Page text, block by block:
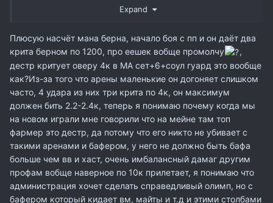
через углы, тогда мы порезали несколько классов и
мы вернули эту функцию обратно!
Expand
Плюсую насчёт мана берна, начало боя с пп и он даёт два
крита берном по 1200, про еешек вобще промолчу
,
дестр критует оверу 4к в МА сет+6+соул гуард это вообще
как?Из-за того что арены маленькие он догоняет слишком
часто, 4 удара из них три крита по 4к, он максимум
должен бить 2.2-2.4к, теперь я понимаю почему когда мы
на новом играли мне говорили что на мейне там топ
фармер это дестр, да потому что его никто не убивает с
такими аренами и бафером, у него не должно быть бафа
больше чем вв и хаст, очень имбалансный дамаг другим
профам вобще наверное по 10к прилетает, я понимаю что
администрация хочет сделать справедливый олимп, но с
бафером который кидает вм, майты и т.д и этими столбами